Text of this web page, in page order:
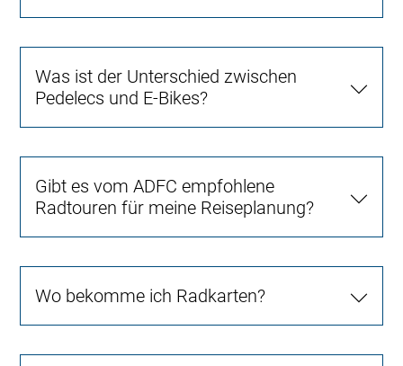
Was ist der Unterschied zwischen
Pedelecs und E-Bikes?
Gibt es vom ADFC empfohlene
Radtouren für meine Reiseplanung?
Wo bekomme ich Radkarten?